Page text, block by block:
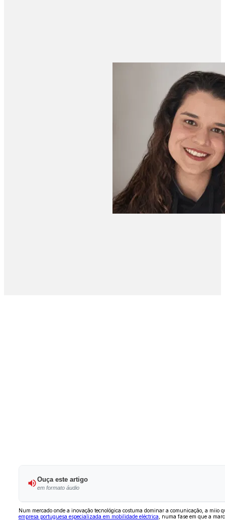
Ouça este artigo
em formato áudio
Num mercado onde a inovação tecnológica costuma dominar a comunicação, a
empresa portuguesa especializada em mobilidade eléctrica , numa fase em que a